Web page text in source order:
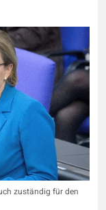
zuständig für den